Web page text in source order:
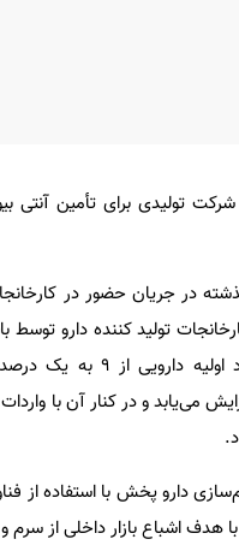
تولیدی برای تأمین
در جریان حضور در
تولید کننده دارو
برای کاهش ارزش
می‌یابد و در کنار آن با
دارو پخش با استفاده از
با هدف اشباع بازار داخلی از